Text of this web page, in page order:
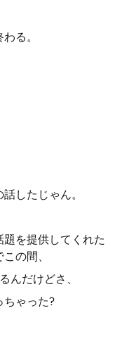
る。
したじゃん。
を提供してくれた
の間、
んだけどさ、
ちゃった?